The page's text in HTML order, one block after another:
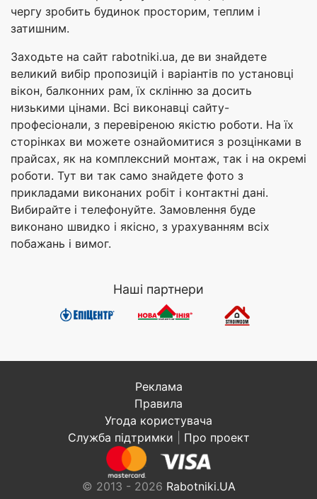
чергу зробить будинок просторим, теплим і
затишним.
Заходьте на сайт rabotniki.ua, де ви знайдете
великий вибір пропозицій і варіантів по установці
вікон, балконних рам, їх склінню за досить
низькими цінами. Всі виконавці сайту-
професіонали, з перевіреною якістю роботи. На їх
сторінках ви можете ознайомитися з розцінками в
прайсах, як на комплексний монтаж, так і на окремі
роботи. Тут ви так само знайдете фото з
прикладами виконаних робіт і контактні дані.
Вибирайте і телефонуйте. Замовлення буде
виконано швидко і якісно, з урахуванням всіх
побажань і вимог.
Наші партнери
Реклама
Правила
Угода користувача
Служба підтримки
Про проект
© 2013 - 2026 Rabotniki.UA